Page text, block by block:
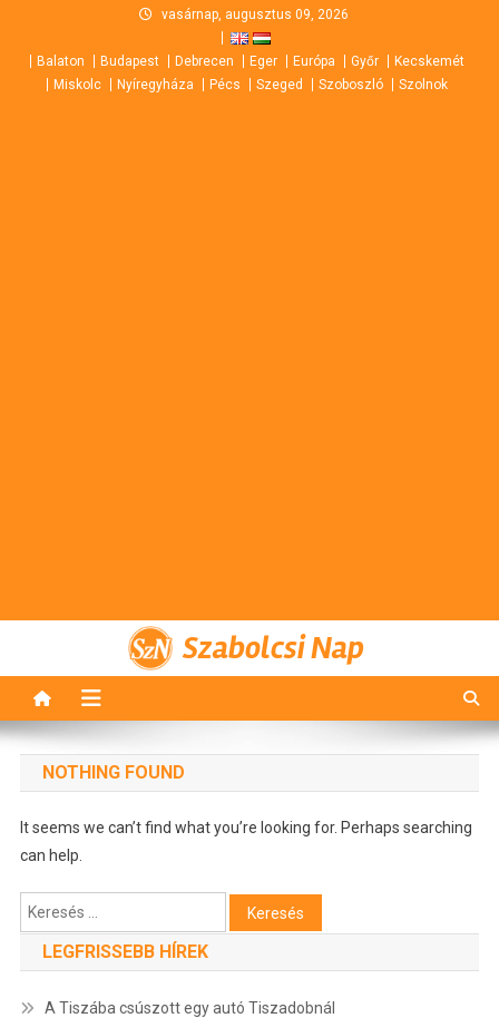
content
vasárnap, augusztus 09, 2026
Balaton Budapest Debrecen Eger Európa Győr
Kecskemét
Miskolc
Nyíregyháza Pécs Szeged Szoboszló Szolnok
Szabolcsi Nap
NOTHING FOUND
It seems we can’t find what you’re looking for. Perhaps searching
can help.
Keresés:
LEGFRISSEBB HÍREK
A Tiszába csúszott egy autó Tiszadobnál